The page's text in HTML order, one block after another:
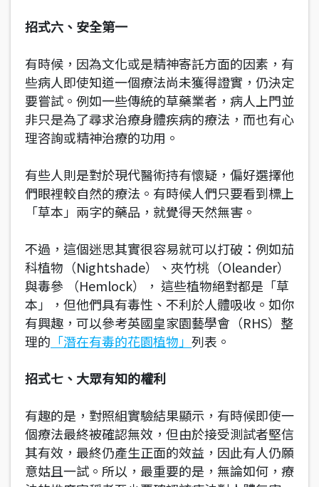
招式六、安全第一
有時候，因為文化或是精神寄託方面的因素，有
些病人即使知道一個療法尚未獲得證實，仍決定
要嘗試。例如一些傳統的草藥業者，病人上門並
非只是為了尋求治療身體疾病的療法，而也有心
理咨詢或精神治療的功用。
有些人則是對於現代醫術持有懷疑，偏好選擇他
們眼裡較自然的療法。有時候人們只要看到標上
「草本」兩字的藥品，就覺得天然無害。
不過，這個迷思其實很容易就可以打破：例如茄
科植物（Nightshade）、夾竹桃（Oleander）
與毒參 （Hemlock）， 這些植物絕對都是「草
本」，但他們具有毒性、不利於人體吸收。如你
有興趣，可以參考英國皇家園藝學會（RHS）整
理的 「潛在有毒的花園植物」 列表。
招式七、大眾有知的權利
有趣的是，對照組實驗結果顯示，有時候即使一
個療法最終被確認無效，但由於接受測試者堅信
其有效，最終仍產生正面的效益，因此有人仍願
意姑且一試。所以，最重要的是，無論如何，療